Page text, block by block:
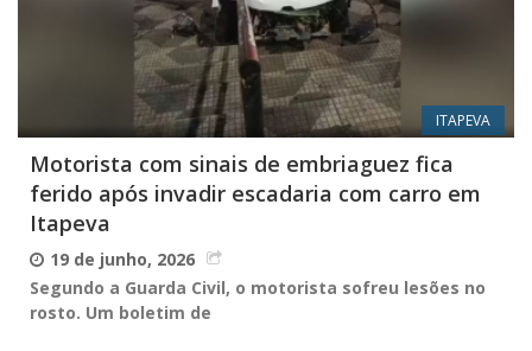
ITAPEVA
Motorista com sinais de embriaguez fica
ferido após invadir escadaria com carro em
Itapeva
19 de junho, 2026
Segundo a Guarda Civil, o motorista sofreu lesões no
rosto. Um boletim de